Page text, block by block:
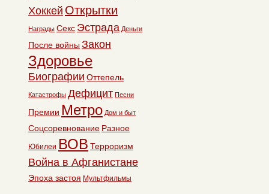
Хоккей Открытки
Награды Секс Эстрада Деньги
После войны Закон
Здоровье
Биографии Оттепель
Катастрофы Дефицит Песни
Премии Метро Дом и быт
Соцсоревнование Разное
Юбилеи ВОВ Терроризм
Война в Афганистане
Эпоха застоя Мультфильмы